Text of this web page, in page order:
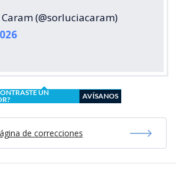
(@sorluciacaram)
UN
AVÍSANOS
de correcciones